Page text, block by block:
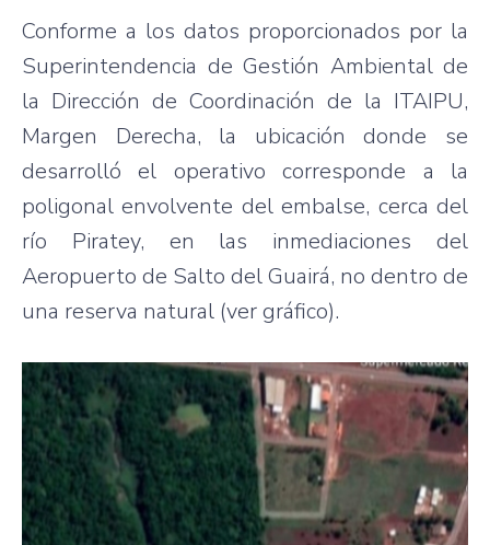
Conforme a los datos proporcionados por la
Superintendencia de Gestión Ambiental de
la Dirección de Coordinación de la ITAIPU,
Margen Derecha, la ubicación donde se
desarrolló el operativo corresponde a la
poligonal envolvente del embalse, cerca del
río Piratey, en las inmediaciones del
Aeropuerto de Salto del Guairá, no dentro de
una reserva natural (ver gráfico).